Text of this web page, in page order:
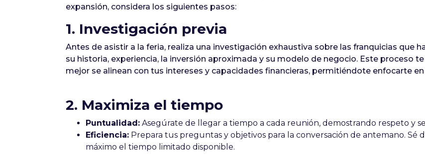
expansión, considera los siguientes pasos:
1. Investigación previa
Antes de asistir a la feria, realiza una investigación exhaustiva sobre las franquicias que
su historia, experiencia, la inversión aproximada y su modelo de negocio. Este proceso
mejor se alinean con tus intereses y capacidades financieras, permitiéndote enfocarte
2. Maximiza el tiempo
Puntualidad: Asegúrate de llegar a tiempo a cada reunión, demostrando respeto y
Eficiencia: Prepara tus preguntas y objetivos para la conversación de antemano. Sé
máximo el tiempo limitado disponible.